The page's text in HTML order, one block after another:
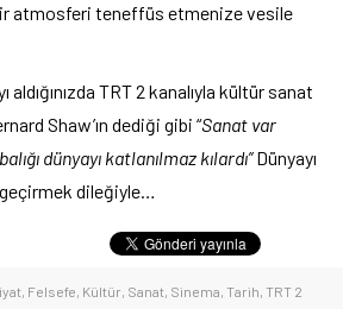
atmosferi teneffüs etmenize vesile
TRT 2 kanalıyla kültür sanat
Shaw’ın dediği gibi “Sanat var
dünyayı katlanılmaz kılardı”Dünyayı
dileğiyle…
, Felsefe, Kültür, Sanat, Sinema, Tarih, TRT 2